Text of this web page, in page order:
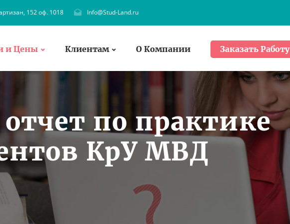
152 оф. 1018 Info@Stud-Land.ru
и Цены Клиентам О Компании Заказать Работу
отчет по практике
КрУ МВД